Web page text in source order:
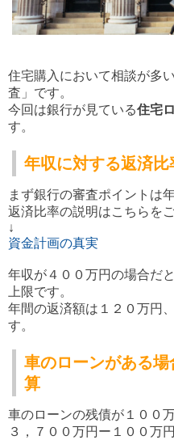
住宅購入において相談が多
査」です。
今回は銀行が見ている住宅
す。
年収に対する返済比
まず銀行の審査ポイントは
返済比率の説明はこちらを
↓
資金計画の真実
年収が４００万円の場合だ
上限です。
年間の返済額は１２０万円
す。
車のローンがある
算
車のローンの残債が１００
３，７００万円ー１００万